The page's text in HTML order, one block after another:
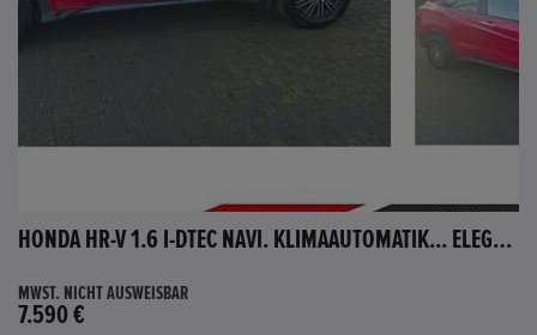
HONDA HR-V 1.6 I-DTEC NAVI. KLIMAAUTOMATIK... ELEGANCE
MWST. NICHT AUSWEISBAR
7.590 €